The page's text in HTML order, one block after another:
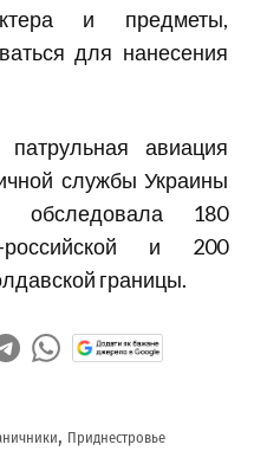
и предметы,
для нанесения
авиация
службы Украины
обследовала 180
российской и 200
границы.
, Приднестровье